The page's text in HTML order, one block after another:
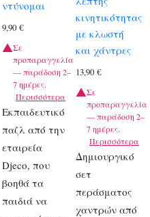
ντύνομαι
9,90€
Σε
προπαραγγελία
— παράδοση 2–
7 ημέρες.
Περισσότερα
Εκπαιδευτικό
παζλ από την
εταιρεία
Djeco, που
βοηθά τα
παιδιά να
κινητικότητας
με κλωστή
και χάντρες
13,90€
Σε
προπαραγγελία
— παράδοση 2–
7 ημέρες.
Περισσότερα
Δημιουργικό
σετ
περάσματος
χαντρών από